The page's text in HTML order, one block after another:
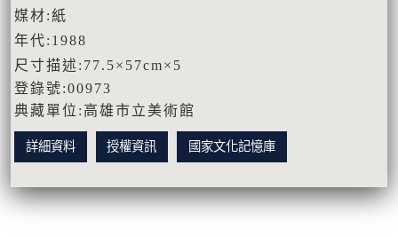
媒材:紙
年代:1988
尺寸描述:77.5×57cm×5
登錄號:00973
典藏單位:高雄市立美術館
詳細資料 授權資訊 國家文化記憶庫